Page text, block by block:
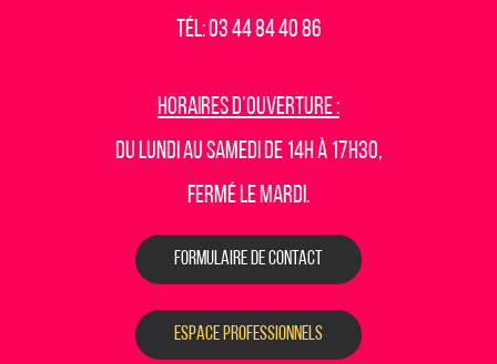
Tél: 03 44 84 40 86
Horaires d’ouverture :
Du lundi au samedi de 14h à 17h30,
fermé le mardi.
FORMULAIRE DE CONTACT
ESPACE PROFESSIONNELS